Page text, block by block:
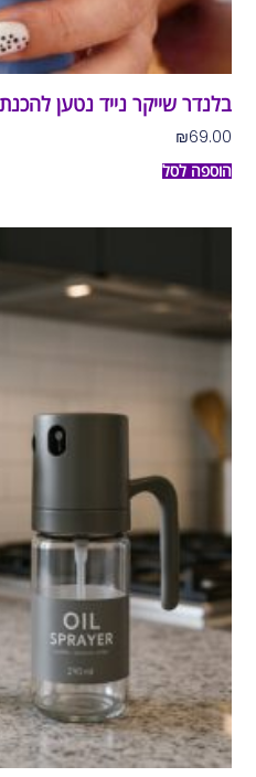
בלנדר שייקר נייד נטען
₪69.00
הוספה לסל